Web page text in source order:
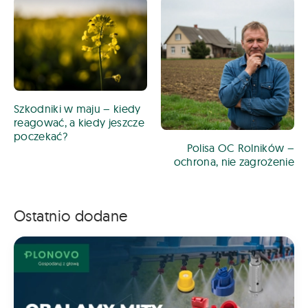
Szkodniki w maju – kiedy
reagować, a kiedy jeszcze
poczekać?
Polisa OC Rolników –
ochrona, nie zagrożenie
Ostatnio dodane